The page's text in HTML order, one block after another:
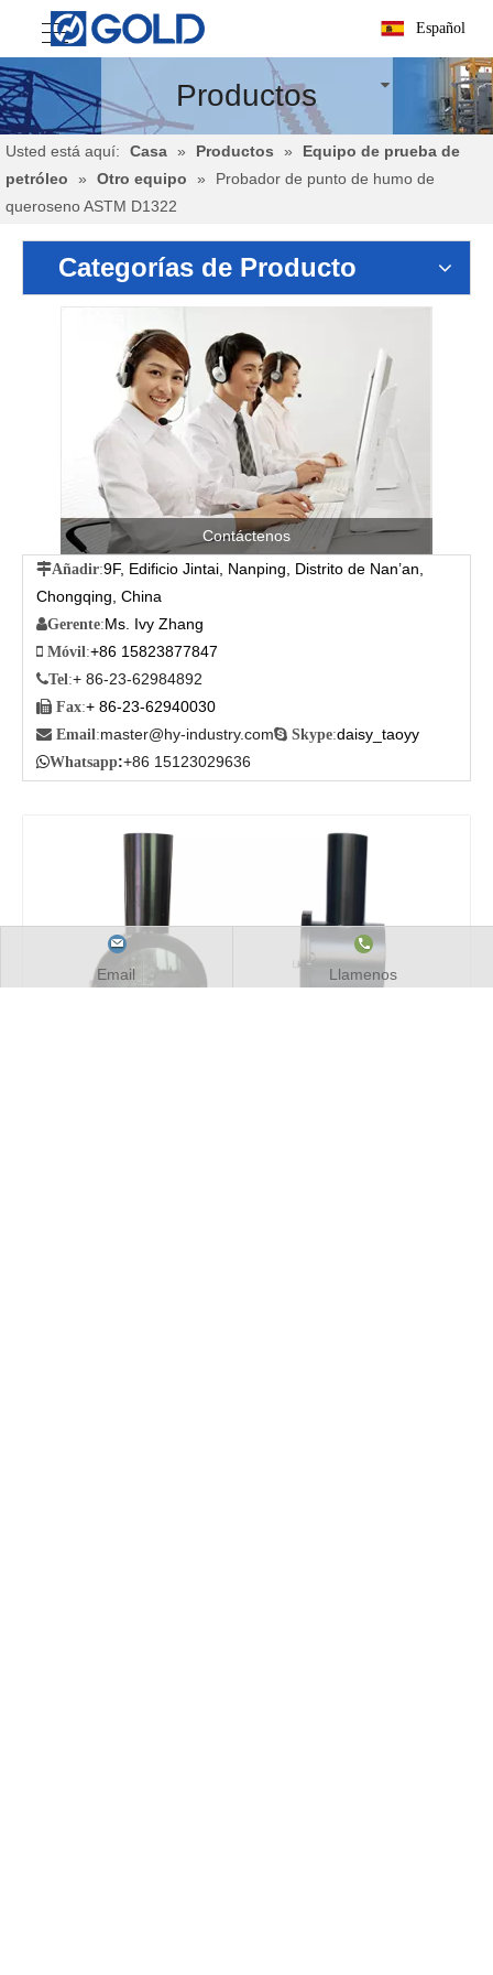
Español
Productos
Usted está aquí: Casa » Productos »
Equipo de prueba de
petróleo
» Otro equipo »
Probador de punto de humo de
queroseno ASTM D1322
Categorías de Producto
Contáctenos
Añadir:9F, Edificio Jintai, Nanping, Distrito de Nan’an,
Chongqing, China
Gerente:Ms. Ivy Zhang
 Móvil :+86 15823877847
Tel :+ 86-23-62984892
 Fax:+ 86-23-62940030
 Email :master@hy-industry.com Skype:daisy_taoyy
Whatsapp:+86 15123029636
Email Llamenos